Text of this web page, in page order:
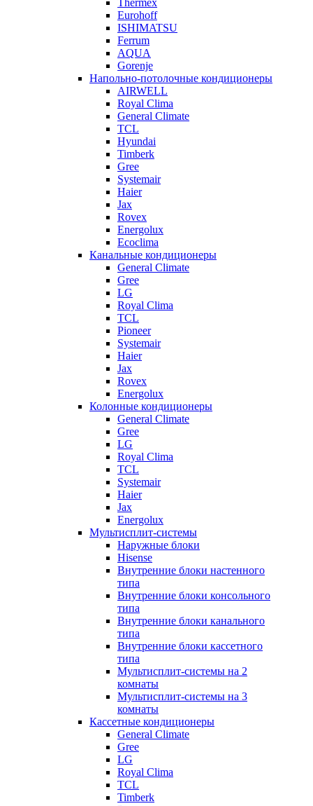
Thermex
Eurohoff
ISHIMATSU
Ferrum
AQUA
Gorenje
Напольно-потолочные кондиционеры
AIRWELL
Royal Clima
General Climate
TCL
Hyundai
Timberk
Gree
Systemair
Haier
Jax
Rovex
Energolux
Ecoclima
Канальные кондиционеры
General Climate
Gree
LG
Royal Clima
TCL
Pioneer
Systemair
Haier
Jax
Rovex
Energolux
Колонные кондиционеры
General Climate
Gree
LG
Royal Clima
TCL
Systemair
Haier
Jax
Energolux
Мультисплит-системы
Наружные блоки
Hisense
Внутренние блоки настенного
типа
Внутренние блоки консольного
типа
Внутренние блоки канального
типа
Внутренние блоки кассетного
типа
Мультисплит-системы на 2
комнаты
Мультисплит-системы на 3
комнаты
Кассетные кондиционеры
General Climate
Gree
LG
Royal Clima
TCL
Timberk